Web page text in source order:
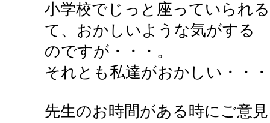
小学校でじっと座っていられ
て、おかしいような気がする
のですが・・・。
それとも私達がおかしい・・
先生のお時間がある時にご意